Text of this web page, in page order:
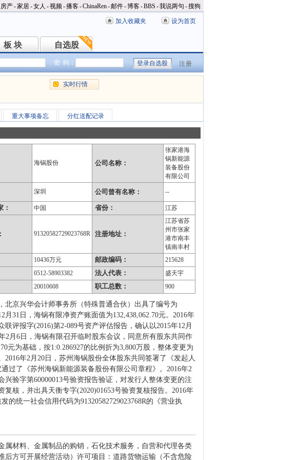
房产-家居-女人 -视频-播客-ChinaRen-邮件-博客-BBS -我说两句 -搜狗
加入收藏夹 设为首页
板 块
板 块 自选股
自选股
密 码： 注册
实时行情
重大事项备忘 分红送配记录
海锅股份 公司名称：
张家港海
锅新能源
装备股份
有限公司
深圳 公司曾有名称： --
： 中国 省份： 江苏
91320582729023768R 注册地址：
江苏省苏
州市张家
港市南丰
镇南丰村
10436万元 邮政编码： 215628
0512-58903382 法人代表： 盛天宇
20010608 职工总数： 900
北京兴华会计师事务所（特殊普通合伙）出具了编号为
月31日，海锅有限净资产账面值为132,438,062.70元。2016年
评报字(2016)第2-089号资产评估报告，确认以2015年12月
2月6日，海锅有限召开临时股东会议，同意所有股东共同作
元为基础，按1:0.286927的比例折为3,800万股，整体变更为
年2月20日，苏州海锅股份全体股东共同签署了《发起人
过了《苏州海锅新能源装备股份有限公司章程》。2016年2
验字第60000013号验资报告验证，对发行人整体变更的注
核，并出具天衡专字(2020)01653号验资复核报告。2016年
统一社会信用代码为91320582729023768R的《营业执
材料、金属制品的购销，石化技术服务，自营和代理各类
方可开展经营活动）许可项目：道路货物运输（不含危险